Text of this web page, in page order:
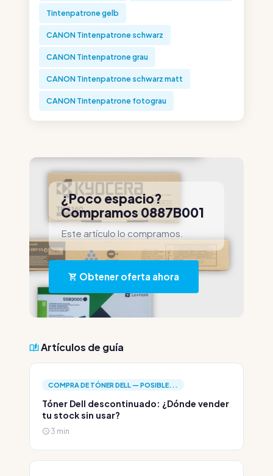
Tintenpatrone gelb
CANON Tintenpatrone schwarz
CANON Tintenpatrone grau
CANON Tintenpatrone schwarz matt
CANON Tintenpatrone fotograu
¿Poco espacio?
Compramos 0887B001
Este artículo lo compramos.
Obtener oferta ahora
Artículos de guía
COMPRA DE TÓNER DELL — POSIBLE...
Tóner Dell descontinuado: ¿Dónde vender
tu stock sin usar?
3 min